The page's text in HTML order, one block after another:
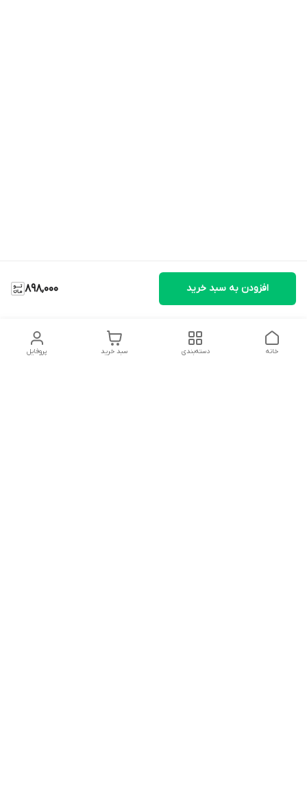
898,000 افزودن به سبد خرید
پروفایل سبد خرید دسته‌بندی خانه